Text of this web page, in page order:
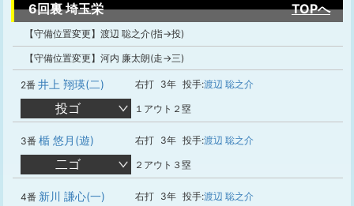
6回裏 埼玉栄 TOPへ
【守備位置変更】渡辺 聡之介(指→投)
【守備位置変更】河内 廉太朗(走→三)
2番 井上 翔瑛(二) 右打 3年 投手:渡辺 聡之介
投ゴ １アウト２塁
3番 楯 悠月(遊) 右打 3年 投手:渡辺 聡之介
二ゴ ２アウト３塁
4番 新川 謙心(一) 右打 3年 投手:渡辺 聡之介